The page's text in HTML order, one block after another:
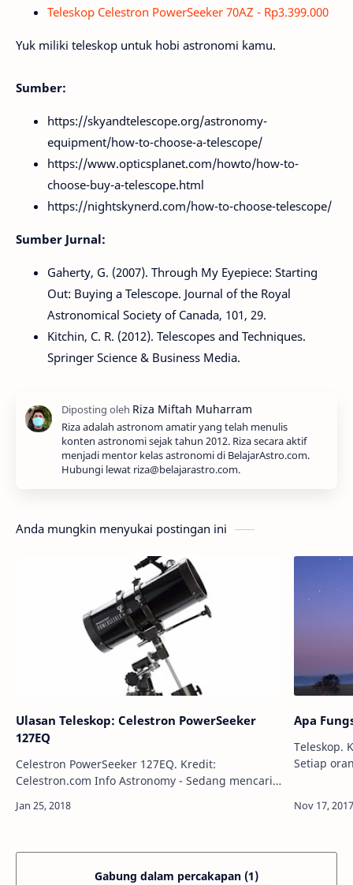
Teleskop Celestron PowerSeeker 70AZ - Rp3.399.000
Yuk miliki teleskop untuk hobi astronomi kamu.
Sumber:
https://skyandtelescope.org/astronomy-
equipment/how-to-choose-a-telescope/
https://www.opticsplanet.com/howto/how-to-
choose-buy-a-telescope.html
https://nightskynerd.com/how-to-choose-telescope/
Sumber Jurnal:
Gaherty, G. (2007). Through My Eyepiece: Starting
Out: Buying a Telescope. Journal of the Royal
Astronomical Society of Canada, 101, 29.
Kitchin, C. R. (2012). Telescopes and Techniques.
Springer Science & Business Media.
Riza adalah astronom amatir yang telah menulis
konten astronomi sejak tahun 2012. Riza secara aktif
menjadi mentor kelas astronomi di BelajarAstro.com.
Hubungi lewat riza@belajarastro.com.
Anda mungkin menyukai postingan ini
Ulasan Teleskop: Celestron PowerSeeker
127EQ
Celestron PowerSeeker 127EQ. Kredit:
Celestron.com Info Astronomy - Sedang mencari
Pekan ini, kami mengulas teleskop PowerSeeker …
Apa
Teleskop.
Setiap
Gabung dalam percakapan (1)